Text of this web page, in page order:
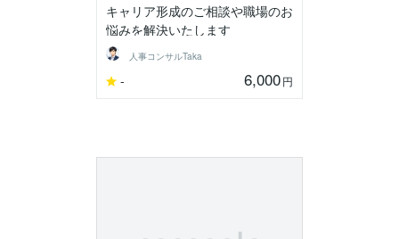
キャリア形成のご相談や職場のお
悩みを解決いたします
人事コンサルTaka
- 6,000円